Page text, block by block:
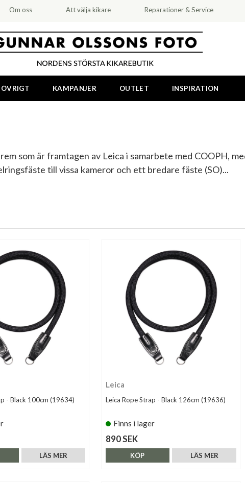
Om oss Att välja kikare Reparationer & Service
ÖVRIGT KAMPANJER OUTLET INSPIRATION
som är framtagen av Leica i samarbete med COOPH,
till vissa kameror och ett bredare fäste (SO)
- Black 100cm (19634)
LÄS MER
Leica
Leica Rope Strap - Black 126cm (19636)
Finns i lager
890 SEK
LÄS MER
KÖP